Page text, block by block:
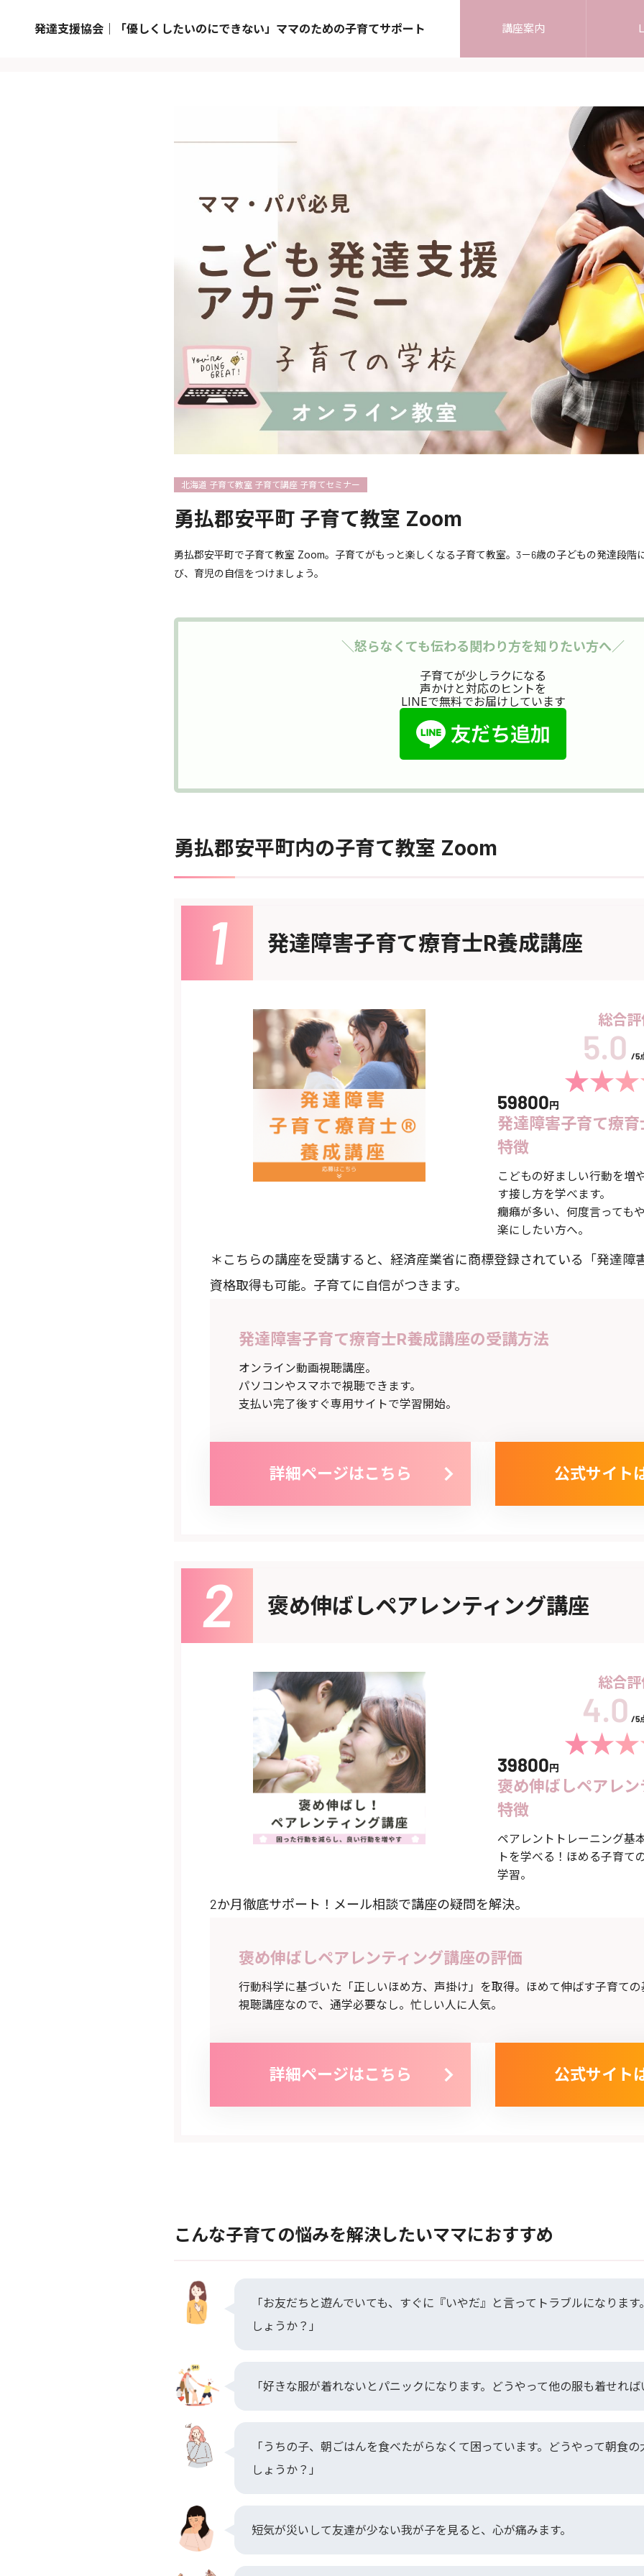
発達支援協会｜「優しくしたいのにできない」ママのための子育てサポート 講座案内
勇払郡安平町 子育て教室 Zoom
勇払郡安平町で子育て教室 Zoom。子育てがもっと楽しくなる子育て教室。3－6歳の子どもの発達段階
び、育児の自信をつけましょう。
北海道 子育て教室 子育て講座 子育てセミナー
＼怒らなくても伝わる関わり方を知りたい方へ／
子育てが少しラクになる
声かけと対応のヒントを
LINEで無料でお届けしています
勇払郡安平町内の子育て教室 Zoom
発達障害子育て療育士R養成講座
総合
/5
59800円
発達障害子育て療
特徴
こどもの好ましい行動を増
す接し方を学べます。
癇癪が多い、何度言っても
楽にしたい方へ。
＊こちらの講座を受講すると、経済産業省に商標登録されている「発達障
資格取得も可能。子育てに自信がつきます。
発達障害子育て療育士R養成講座の受講方法
オンライン動画視聴講座。
パソコンやスマホで視聴できます。
支払い完了後すぐ専用サイトで学習開始。
詳細ページはこちら 公式サイト
褒め伸ばしペアレンティング講座
総合
/5
39800円
褒め伸ばしペアレ
特徴
ペアレントトレーニング基
トを学べる！ほめる子育て
学習。
2か月徹底サポート！メール相談で講座の疑問を解決。
褒め伸ばしペアレンティング講座の評価
行動科学に基づいた「正しいほめ方、声掛け」を取得。ほめて伸ばす子育て
視聴講座なので、通学必要なし。忙しい人に人気。
詳細ページはこちら 公式サイト
こんな子育ての悩みを解決したいママにおすすめ
「お友だちと遊んでいても、すぐに『いやだ』と言ってトラブルになりま
しょうか？」
「好きな服が着れないとパニックになります。どうやって他の服も着せれ
「うちの子、朝ごはんを食べたがらなくて困っています。どうやって朝食
しょうか？」
短気が災いして友達が少ない我が子を見ると、心が痛みます。